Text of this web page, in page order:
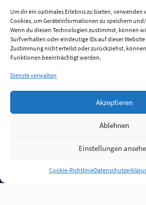
Um dir ein optimales Erlebnis zu bieten, verwenden
Cookies, um Geräteinformationen zu speichern
Wenn du diesen Technologien zustimmst, können
Surfverhalten oder eindeutige IDs auf dieser
Zustimmung nicht erteilst oder zurückziehst,
Funktionen beeinträchtigt werden.
Dienste verwalten
Akzeptieren
Ablehnen
Einstellungen
Cookie-Richtlinie
Anmelden
Jobs Partner FAQ